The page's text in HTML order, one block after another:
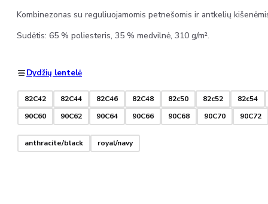
114,89 €
153,61 €
Kombinezonas su reguliuojamomis petnešomis ir antkelių
Sudėtis: 65 % poliesteris, 35 % medvilnė, 310 g/m².
Dydžių lentelė
82C42 82C44 82C46 82C48 82c50 82c52
82c54
90C60
90C62 90C64 90C66 90C68 90C70 90C72
anthracite/black royal/navy